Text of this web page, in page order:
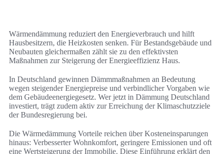
Wärmendämmung reduziert den Energieverbrauch und hilft
Hausbesitzern, die Heizkosten senken. Für Bestandsgebäude und
Neubauten gleichermaßen zählt sie zu den effektivsten
Maßnahmen zur Steigerung der Energieeffizienz Haus.
In Deutschland gewinnen Dämmmaßnahmen an Bedeutung
wegen steigender Energiepreise und verbindlicher Vorgaben wie
dem Gebäudeenergiegesetz. Wer jetzt in Dämmung Deutschland
investiert, trägt zudem aktiv zur Erreichung der Klimaschutzziele
der Bundesregierung bei.
Die Wärmedämmung Vorteile reichen über Kosteneinsparungen
hinaus: Verbesserter Wohnkomfort, geringere Emissionen und oft
eine Wertsteigerung der Immobilie. Diese Einführung erklärt den